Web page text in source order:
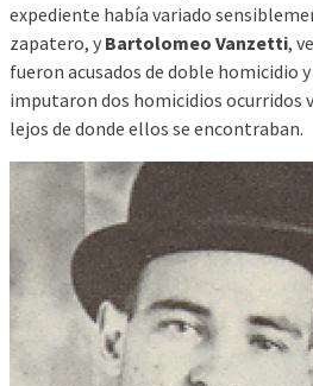
expediente había variado
zapatero, y Bartolomeo Vanzetti,
fueron acusados de doble homicidio
imputaron dos homicidios ocurridos
lejos de donde ellos se encontraban.